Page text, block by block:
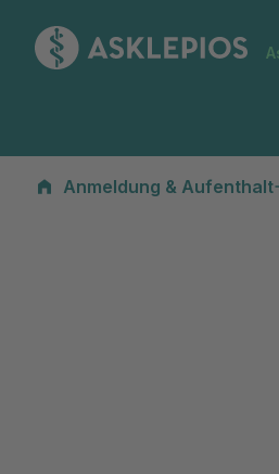
Anmeldung & Aufenthalt